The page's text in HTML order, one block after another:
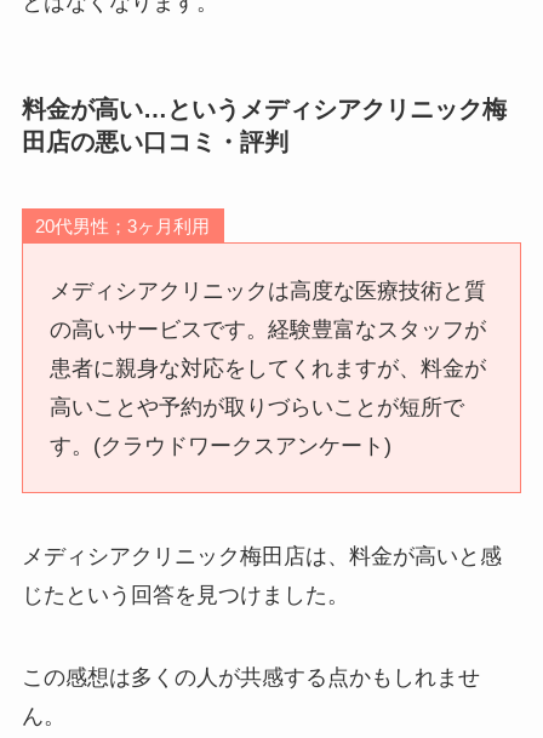
料金が高い…というメディシアクリニック梅
田店の悪い口コミ・評判
20代男性；3ヶ月利用
メディシアクリニックは高度な医療技術と質
の高いサービスです。経験豊富なスタッフが
患者に親身な対応をしてくれますが、料金が
高いことや予約が取りづらいことが短所で
す。(クラウドワークスアンケート)
メディシアクリニック梅田店は、料金が高いと感
じたという回答を見つけました。
この感想は多くの人が共感する点かもしれませ
ん。